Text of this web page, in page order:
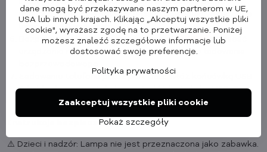
kolor przycisku powoduje wyłączenie lampy po 30
minutach. Niebieski kolor przycisku powoduje wyłączenie
lampy po 60 minutach.
Bezprzewodowe ładowanie telefonu (LTW01C): Umieść
urządzenie na powierzchni przeznaczonej do ładowania
Ładowanie telefonu przez port USB: Włóż końcówkę USB-
A kabla do portu z tyłu lampy i włóż końcówkę USB-C
kabla do portu w urządzeniu.
Instrukcje bezpieczeństwa
⚠️ Dzieci i nadzór: Lampa nie jest przeznaczona jako zabawka.
dane mogą być przekazywane naszym partnerom w UE,
USA lub innych krajach. Klikając „Akceptuj wszystkie pliki
cookie", wyrażasz zgodę na to przetwarzanie. Poniżej
możesz znaleźć szczegółowe informacje lub
dostosować swoje preferencje.
Polityka prywatności
Pokaż szczegóły
Zaakceptuj wszystkie pliki cookie